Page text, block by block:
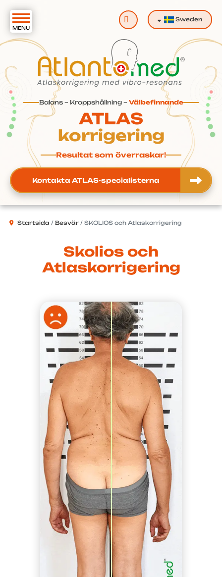
Balans – Kroppshållning – Välbefinnande
ATLAS
korrigering
Resultat som överraskar!
Kontakta ATLAS-specialisterna
Sök Sweden
Startsida Besvär SKOLIOS och Atlaskorrigering
Skolios och
Atlaskorrigering